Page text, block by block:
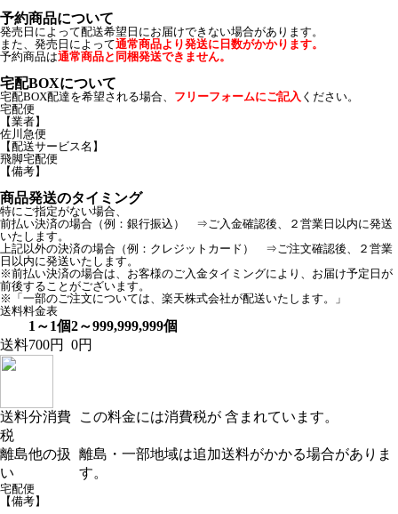
予約商品について
発売日によって配送希望日にお届けできない場合があります。
また、発売日によって通常商品より発送に日数がかかります。
予約商品は通常商品と同梱発送できません。
宅配BOXについて
宅配BOX配達を希望される場合、 フリーフォームにご記入 ください。
宅配便
【業者】
佐川急便
【配送サービス名】
飛脚宅配便
【備考】
商品発送のタイミング
特にご指定がない場合、
前払い決済の場合（例：銀行振込） ⇒ご入金確認後、２営業日以内に発送
いたします。
上記以外の決済の場合（例：クレジットカード） ⇒ご注文確認後、２営業
日以内に発送いたします。
※前払い決済の場合は、お客様のご入金タイミングにより、お届け予定日が
前後することがございます。
※「一部のご注文については、楽天株式会社が配送いたします。」
送料料金表
1～1個2～999,999,999個
送料700円 0円
送料分消費
税
この料金には消費税が 含まれています。
離島他の扱
い
離島・一部地域は追加送料がかかる場合がありま
す。
宅配便
【備考】